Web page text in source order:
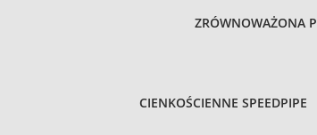
ZRÓWNOWAŻONA
CIENKOŚCIENNE SPEEDPIPE